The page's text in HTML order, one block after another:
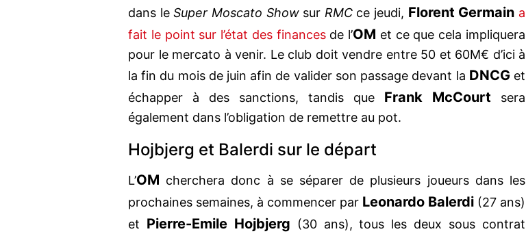
dans leSuper Moscato Showsur RMCce jeudi, Florent Germain a
fait le point sur l’état des financesde l’OM et ce que cela impliquera
pour le mercato à venir. Le club doit vendre entre 50 et 60M€ d’ici à
la fin du mois de juin afin de valider son passage devant la DNCGet
échapper à des sanctions, tandis que Frank McCourt sera
également dans l’obligation de remettre au pot.
Hojbjerg et Balerdi sur le départ
L’OM cherchera donc à se séparer de plusieurs joueurs dans les
prochaines semaines, à commencer par Leonardo Balerdi (27 ans)
et Pierre-Emile Hojbjerg (30 ans), tous les deux sous contrat